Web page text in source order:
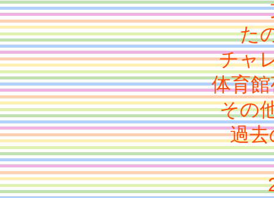
た
チャ
体育
その
過